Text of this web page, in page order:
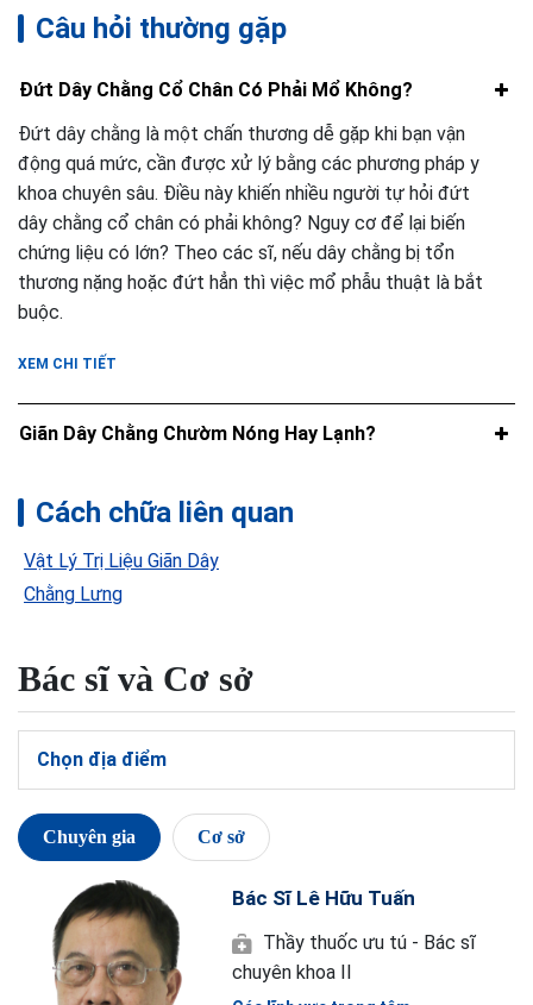
Câu hỏi thường gặp
Đứt Dây Chằng Cổ Chân Có Phải Mổ Không?
Đứt dây chằng là một chấn thương dễ gặp khi bạn vận
động quá mức, cần được xử lý bằng các phương pháp y
khoa chuyên sâu. Điều này khiến nhiều người tự hỏi đứt
dây chằng cổ chân có phải không? Nguy cơ để lại biến
chứng liệu có lớn? Theo các sĩ, nếu dây chằng bị tổn
thương nặng hoặc đứt hẳn thì việc mổ phẫu thuật là bắt
buộc.
XEM CHI TIẾT
Giãn Dây Chằng Chườm Nóng Hay Lạnh?
Cách chữa liên quan
Vật Lý Trị Liệu Giãn Dây
Chằng Lưng
Bác sĩ và Cơ sở
Chọn địa điểm
Chuyên gia Cơ sở
Bác Sĩ Lê Hữu Tuấn
Thầy thuốc ưu tú - Bác sĩ
chuyên khoa II